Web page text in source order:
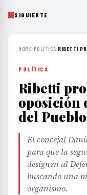
SIGUIENTE
HOME›POLÍTICA›RIBETTI
POLÍTICA
Ribetti
oposición
del
El concejal
para que la
designen al
buscando una
organismo.